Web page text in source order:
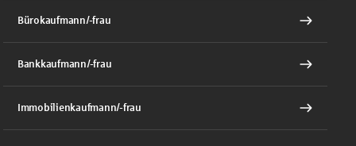
Bürokaufmann/-frau
Bankkaufmann/-frau
Immobilienkaufmann/-frau